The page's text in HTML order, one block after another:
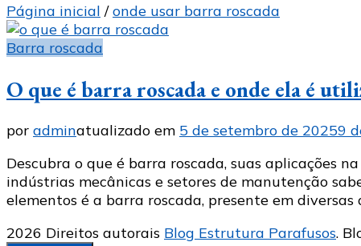
Página inicial / onde usar barra roscada
Barra roscada
O que é barra roscada e onde ela é
por adminatualizado em 5 de setembro de 20259
Descubra o que é barra roscada, suas aplicações
indústrias mecânicas e setores de manutenção
elementos é a barra roscada, presente em diversas
2026 Direitos autorais Blog Estrutura Parafusos.